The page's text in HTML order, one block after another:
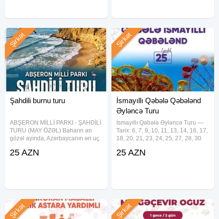
Şahdili burnu turu
ABŞERON MİLLİ PARKI - ŞAHDİLİ
TURU (MAY ÖZƏL) Baharın ən
gözəl ayında, Azərbaycanın ən uç
Xəritəmizin *"Qartal dimdiyi"* də
Şirkət
25 AZN
İsmayıllı Qəbələ Qəbələnd
Əyləncə Turu
İsmayıllı Qəbələ Əyləncə Turu —
Tarix: 6, 7, 9, 10, 11, 13, 14, 16, 17,
18, 20, 21, 23, 24, 25, 27, 28, 30
həftəsonu tarixlərdə — Qiymət:
Şirkət
25 AZN
Şirkət Şirkət